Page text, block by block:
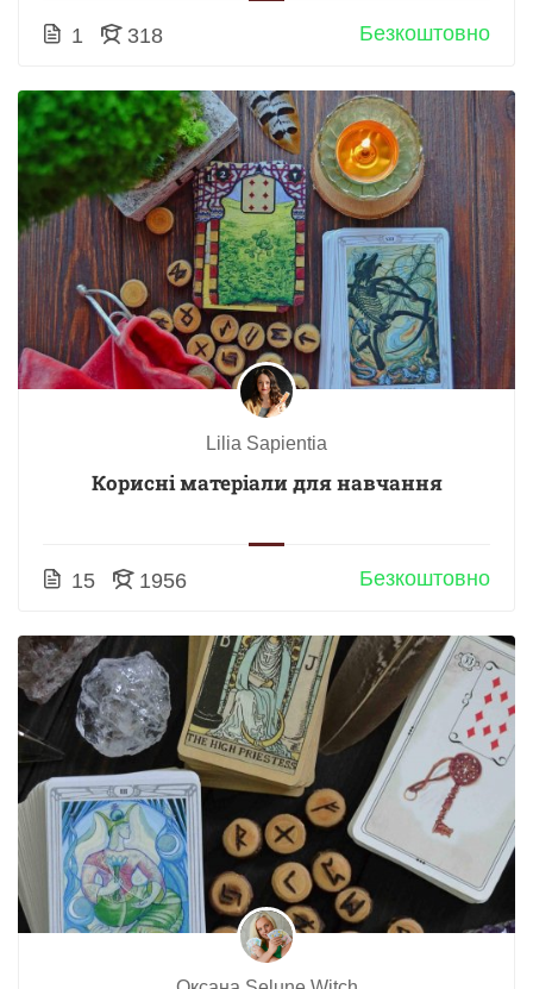
1 318 Безкоштовно
Lilia Sapientia
Корисні матеріали для навчання
15 1956 Безкоштовно